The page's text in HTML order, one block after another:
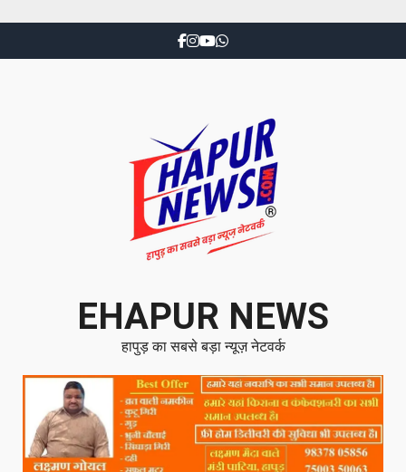
EHAPUR NEWS
हापुड़ का सबसे बड़ा न्यूज़ नेटवर्क